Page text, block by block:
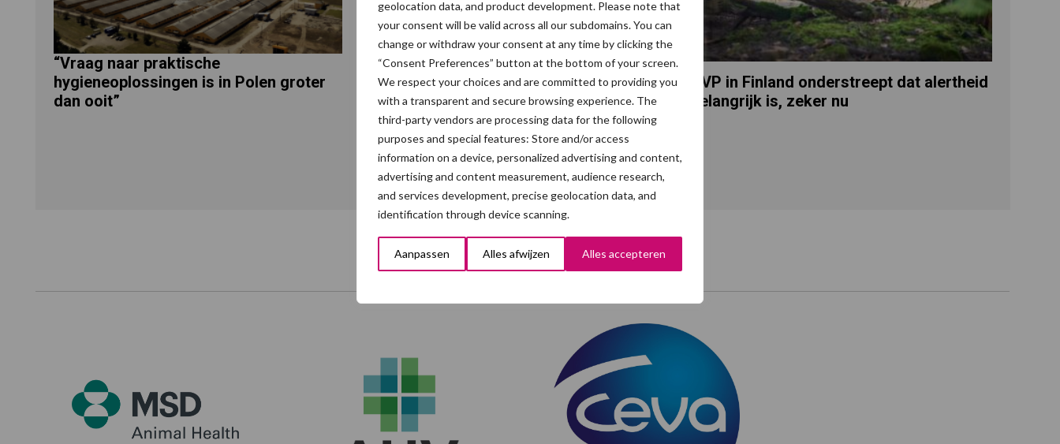
geolocation data, and product development. Please note that
your consent will be valid across all our subdomains. You can
change or withdraw your consent at any time by clicking the
“Consent Preferences” button at the bottom of your screen.
We respect your choices and are committed to providing you
with a transparent and secure browsing experience. The
third-party vendors are processing data for the following
purposes and special features: Store and/or access
information on a device, personalized advertising and content,
advertising and content measurement, audience research,
and services development, precise geolocation data, and
identification through device scanning.
Aanpassen Alles afwijzen Alles accepteren
“Vraag naar praktische
hygieneoplossingen is in Polen groter
dan ooit”
Eliminatieprotocol voor
Mycoplasma hyopneumoniae
AVP in Finland onderstreept dat alertheid
belangrijk is, zeker nu
Toon meer